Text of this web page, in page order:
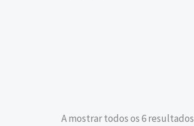
A mostrar todos os 6 resultados